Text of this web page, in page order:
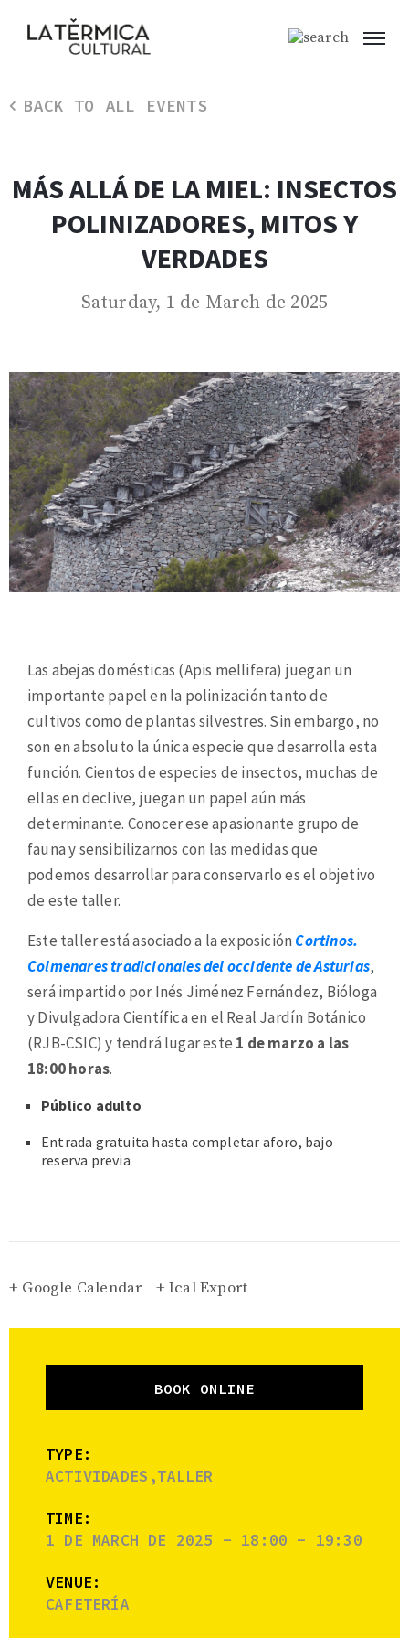
BACK TO ALL EVENTS
MÁS ALLÁ DE LA MIEL: INSECTOS
POLINIZADORES, MITOS Y
VERDADES
Saturday, 1 de March de 2025
Las abejas domésticas (Apis mellifera) juegan un
importante papel en la polinización tanto de
cultivos como de plantas silvestres. Sin embargo, no
son en absoluto la única especie que desarrolla esta
función. Cientos de especies de insectos, muchas de
ellas en declive, juegan un papel aún más
determinante. Conocer ese apasionante grupo de
fauna y sensibilizarnos con las medidas que
podemos desarrollar para conservarlo es el objetivo
de este taller.
Este taller está asociado a la exposición Cortinos.
Colmenares tradicionales del occidente de Asturias,
será impartido por Inés Jiménez Fernández, Bióloga
y Divulgadora Científica en el Real Jardín Botánico
(RJB-CSIC) y tendrá lugar este 1 de marzo a las
18:00 horas.
Público adulto
Entrada gratuita hasta completar aforo, bajo
reserva previa
+ Google Calendar + Ical Export
BOOK ONLINE
TYPE:
ACTIVIDADES,TALLER
TIME:
1 DE MARCH DE 2025 - 18:00 - 19:30
VENUE:
CAFETERÍA